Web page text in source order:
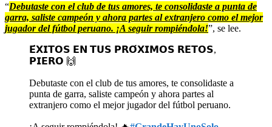
“Debutaste con el club de tus amores, te consolidaste a punta de
garra, saliste campeón y ahora partes al extranjero como el mejor
jugador del fútbol peruano. ¡A seguir rompiéndola!”, se lee.
𝗘́𝗫𝗜𝗧𝗢𝗦 𝗘𝗡 𝗧𝗨𝗦 𝗣𝗥𝗢́𝗫𝗜𝗠𝗢𝗦 𝗥𝗘𝗧𝗢𝗦,
𝗣𝗜𝗘𝗥𝗢 🙌
Debutaste con el club de tus amores, te consolidaste a
punta de garra, saliste campeón y ahora partes al
extranjero como el mejor jugador del fútbol peruano.